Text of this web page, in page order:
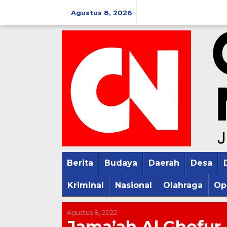
konten
Agustus 8, 2026
Berita Budaya Daerah Desa
Kriminal Nasional Olahraga
Agustus 8, 2022